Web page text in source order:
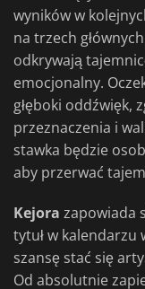
wyników w
na trzech
odkrywają
emocjonalny.
głęboki oddźwięk,
przeznaczenia i
stawka będzie
aby przerwać
Kejora zapowiada
tytuł w kalendarzu
szansę stać się
Od absolutnie